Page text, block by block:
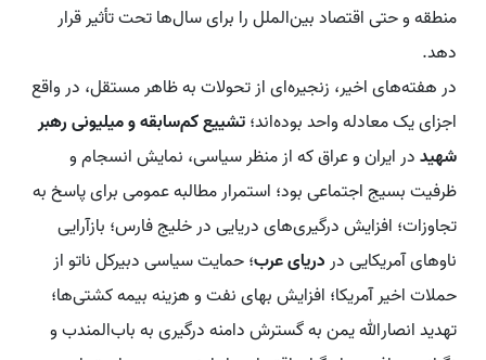
منطقه و حتی اقتصاد بین‌الملل را برای سال‌ها تحت تأثیر قرار
دهد.
در هفته‌های اخیر، زنجیره‌ای از تحولات به ظاهر مستقل، در واقع
اجزای یک معادله واحد بوده‌اند؛تشییع کم‌سابقه و میلیونی رهبر
شهیددر ایران و عراق که از منظر سیاسی، نمایش انسجام و
ظرفیت بسیج اجتماعی بود؛ استمرار مطالبه عمومی برای پاسخ به
تجاوزات؛ افزایش درگیری‌های دریایی در خلیج فارس؛ بازآرایی
ناوهای آمریکایی دردریای عرب؛ حمایت سیاسی دبیرکل ناتو از
حملات اخیر آمریکا؛ افزایش بهای نفت و هزینه بیمه کشتی‌ها؛
تهدید انصارالله یمن به گسترش دامنه درگیری به باب‌المندب و